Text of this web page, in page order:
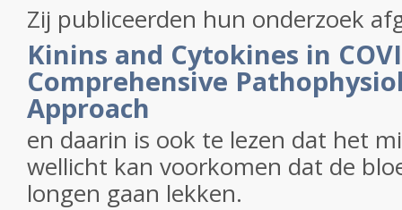
Zij publiceerden hun onderzoek
Kinins and Cytokines in
Comprehensive
Approach
en daarin is ook te lezen dat het
wellicht kan voorkomen dat de
longen gaan lekken.